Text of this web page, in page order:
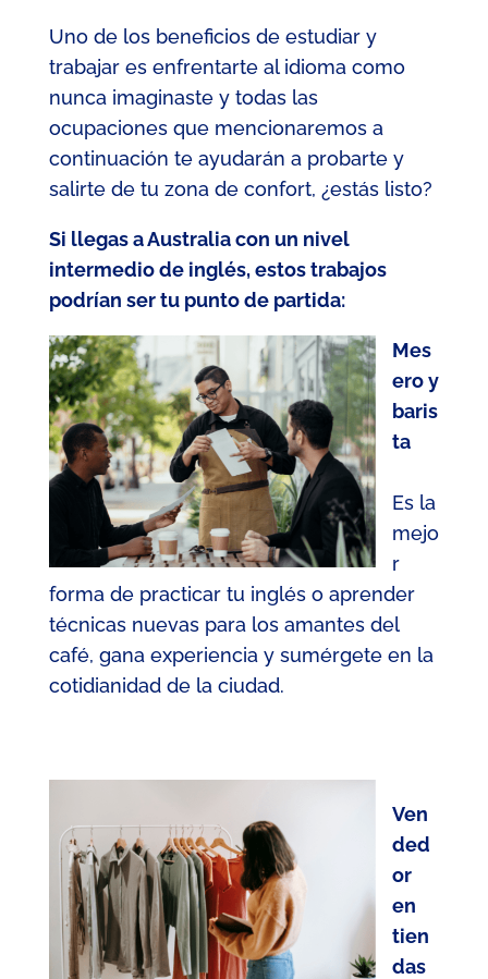
Uno de los beneficios de estudiar y
trabajar es enfrentarte al idioma como
nunca imaginaste y todas las
ocupaciones que mencionaremos a
continuación te ayudarán a probarte y
salirte de tu zona de confort, ¿estás listo?
Si llegas a Australia con un nivel
intermedio de inglés, estos trabajos
podrían ser tu punto de partida:
Mes
ero y
baris
ta
Es la
mejo
r
forma de practicar tu inglés o aprender
técnicas nuevas para los amantes del
café, gana experiencia y sumérgete en la
cotidianidad de la ciudad.
Ven
ded
or
en
tien
das